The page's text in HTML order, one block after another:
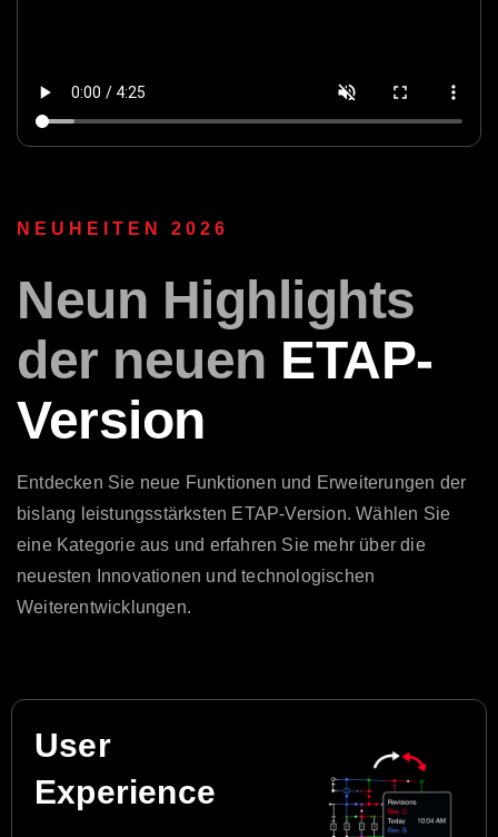
NEUHEITEN 2026
Neun Highlights
der neuen ETAP-
Version
Entdecken Sie neue Funktionen und Erweiterungen der
bislang leistungsstärksten ETAP-Version. Wählen Sie
eine Kategorie aus und erfahren Sie mehr über die
neuesten Innovationen und technologischen
Weiterentwicklungen.
User
Experience